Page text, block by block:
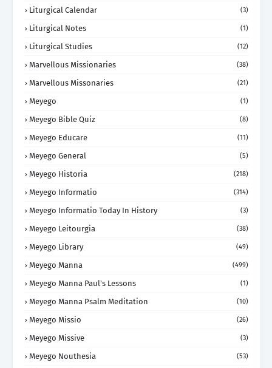
Liturgical Calendar (3)
Liturgical Notes (1)
Liturgical Studies (12)
Marvellous Missionaries (38)
Marvellous Missonaries (21)
Meyego (1)
Meyego Bible Quiz (8)
Meyego Educare (11)
Meyego General (5)
Meyego Historia (218)
Meyego Informatio (314)
Meyego Informatio Today In History (3)
Meyego Leitourgia (38)
Meyego Library (49)
Meyego Manna (499)
Meyego Manna Paul's Lessons (1)
Meyego Manna Psalm Meditation (10)
Meyego Missio (26)
Meyego Missive (3)
Meyego Nouthesia (53)